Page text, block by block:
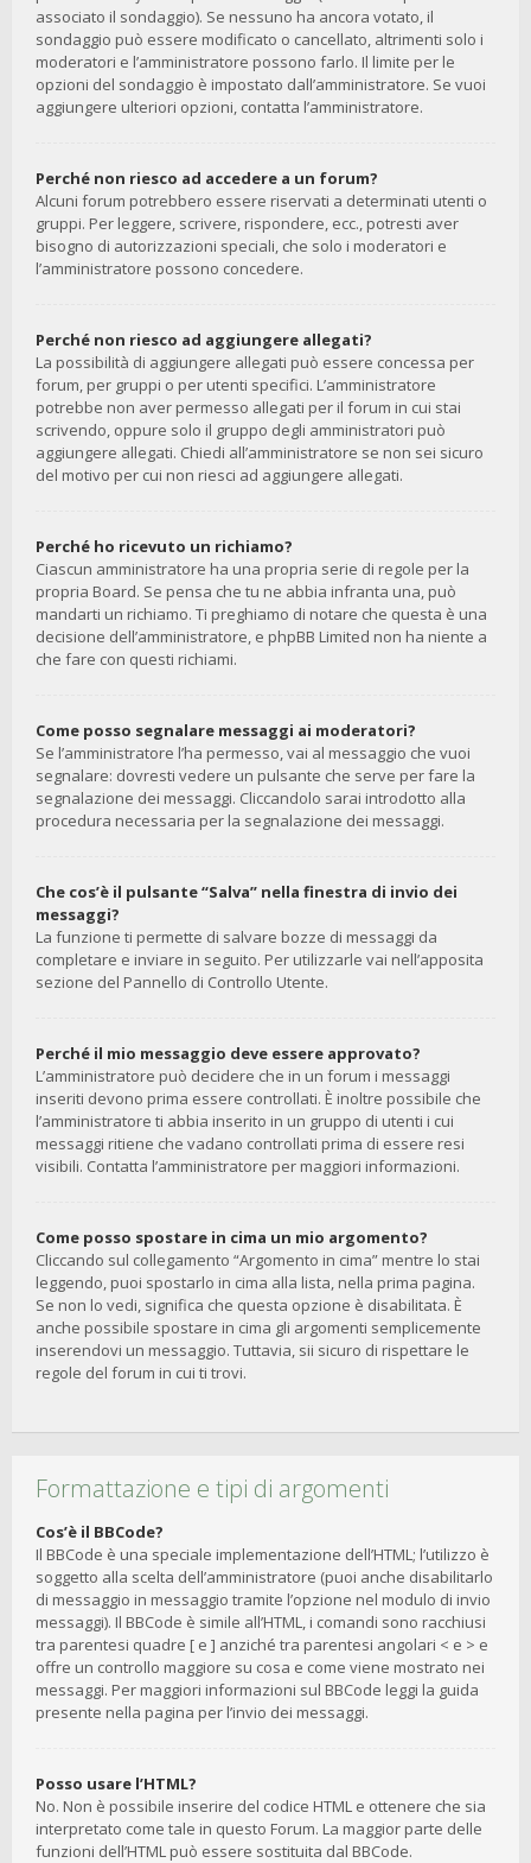
associato il sondaggio). Se nessuno ha ancora votato, il
sondaggio può essere modificato o cancellato, altrimenti solo i
moderatori e l’amministratore possono farlo. Il limite per le
opzioni del sondaggio è impostato dall’amministratore. Se vuoi
aggiungere ulteriori opzioni, contatta l’amministratore.
Perché non riesco ad accedere a un forum?
Alcuni forum potrebbero essere riservati a determinati utenti o
gruppi. Per leggere, scrivere, rispondere, ecc., potresti aver
bisogno di autorizzazioni speciali, che solo i moderatori e
l’amministratore possono concedere.
Perché non riesco ad aggiungere allegati?
La possibilità di aggiungere allegati può essere concessa per
forum, per gruppi o per utenti specifici. L’amministratore
potrebbe non aver permesso allegati per il forum in cui stai
scrivendo, oppure solo il gruppo degli amministratori può
aggiungere allegati. Chiedi all’amministratore se non sei sicuro
del motivo per cui non riesci ad aggiungere allegati.
Perché ho ricevuto un richiamo?
Ciascun amministratore ha una propria serie di regole per la
propria Board. Se pensa che tu ne abbia infranta una, può
mandarti un richiamo. Ti preghiamo di notare che questa è una
decisione dell’amministratore, e phpBB Limited non ha niente a
che fare con questi richiami.
Come posso segnalare messaggi ai moderatori?
Se l’amministratore l’ha permesso, vai al messaggio che vuoi
segnalare: dovresti vedere un pulsante che serve per fare la
segnalazione dei messaggi. Cliccandolo sarai introdotto alla
procedura necessaria per la segnalazione dei messaggi.
Che cos’è il pulsante “Salva” nella finestra di invio dei
messaggi?
La funzione ti permette di salvare bozze di messaggi da
completare e inviare in seguito. Per utilizzarle vai nell’apposita
sezione del Pannello di Controllo Utente.
Perché il mio messaggio deve essere approvato?
L’amministratore può decidere che in un forum i messaggi
inseriti devono prima essere controllati. È inoltre possibile che
l’amministratore ti abbia inserito in un gruppo di utenti i cui
messaggi ritiene che vadano controllati prima di essere resi
visibili. Contatta l’amministratore per maggiori informazioni.
Come posso spostare in cima un mio argomento?
Cliccando sul collegamento “Argomento in cima” mentre lo stai
leggendo, puoi spostarlo in cima alla lista, nella prima pagina.
Se non lo vedi, significa che questa opzione è disabilitata. È
anche possibile spostare in cima gli argomenti semplicemente
inserendovi un messaggio. Tuttavia, sii sicuro di rispettare le
regole del forum in cui ti trovi.
Formattazione e tipi di argomenti
Cos’è il BBCode?
Il BBCode è una speciale implementazione dell’HTML; l’utilizzo è
soggetto alla scelta dell’amministratore (puoi anche disabilitarlo
di messaggio in messaggio tramite l’opzione nel modulo di invio
messaggi). Il BBCode è simile all’HTML, i comandi sono racchiusi
tra parentesi quadre [ e ] anziché tra parentesi angolari < e > e
offre un controllo maggiore su cosa e come viene mostrato nei
messaggi. Per maggiori informazioni sul BBCode leggi la guida
presente nella pagina per l’invio dei messaggi.
Posso usare l’HTML?
No. Non è possibile inserire del codice HTML e ottenere che sia
interpretato come tale in questo Forum. La maggior parte delle
funzioni dell’HTML può essere sostituita dal BBCode.